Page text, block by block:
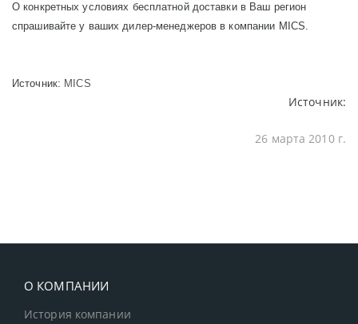
О конкретных условиях бесплатной доставки в Ваш регион
спрашивайте у ваших дилер-менеджеров в компании MICS.
Источник: MICS
Источник:
26 марта 2010 г.
О КОМПАНИИ
История компании